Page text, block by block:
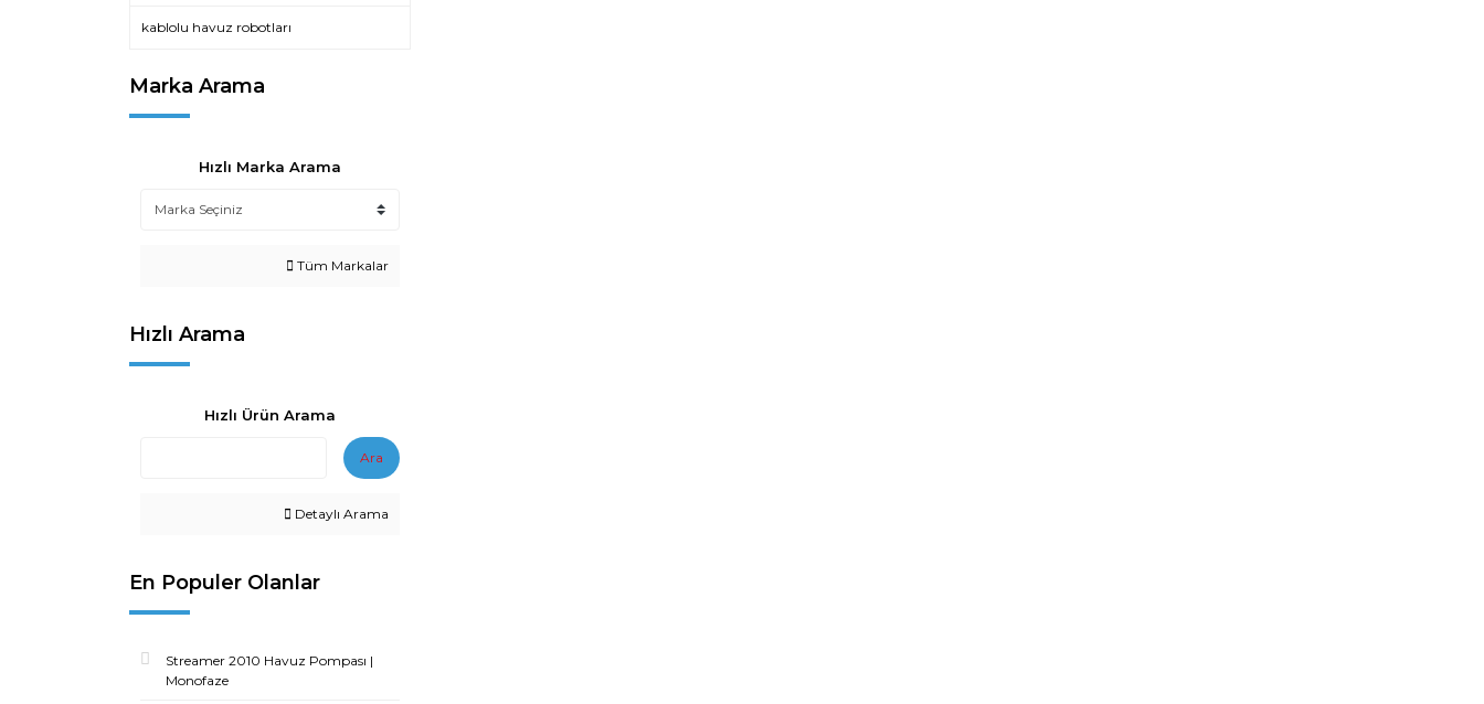
kablolu havuz robotları
Marka Arama
Hızlı Marka Arama
Tüm Markalar
Hızlı Arama
Hızlı Ürün Arama
Ara
Detaylı Arama
En Populer Olanlar
Streamer 2010 Havuz Pompası |
Monofaze